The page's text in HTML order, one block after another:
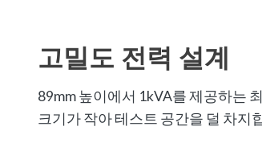
고밀도 전력 설계
89mm 높이에서 1kVA를 제공하는
크기가 작아 테스트 공간을 덜 차지